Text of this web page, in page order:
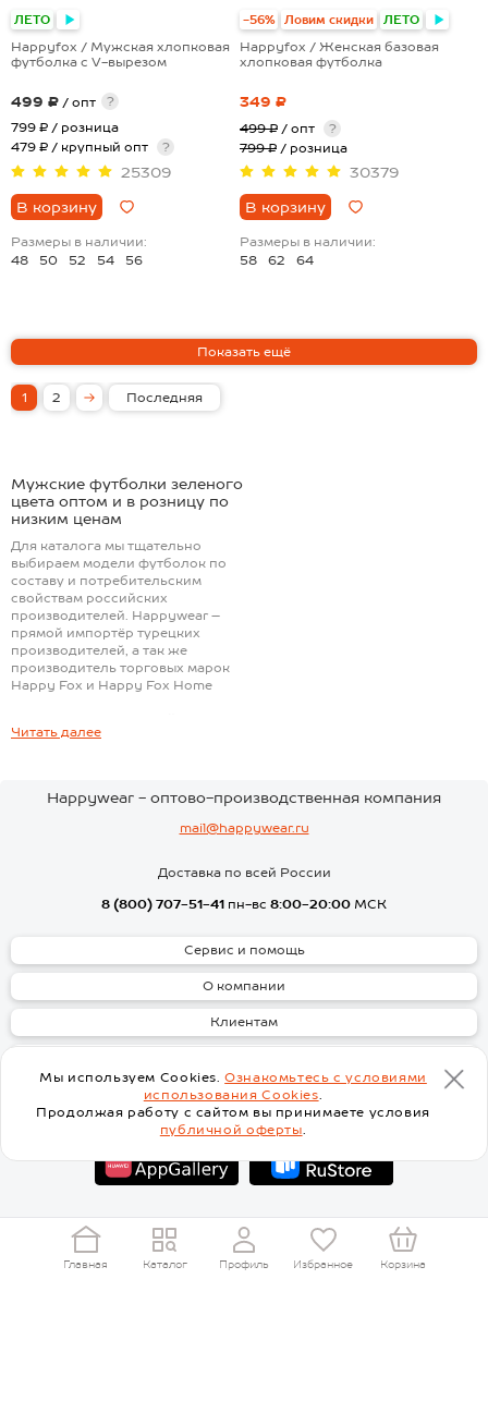
Главная Каталог Профиль Избранное Корзина
ЛЕТО
Happyfox / Мужская хлопковая
футболка с V-вырезом
499 ₽ / опт
?
799 ₽ / розница
479 ₽ / крупный опт
?
25309
В корзину
Размеры в наличии:
48
50 52 54 56
-56% Ловим скидки ЛЕТО
Happyfox / Женская базовая
хлопковая футболка
349 ₽
499 ₽ / опт
?
799 ₽ / розница
30379
В корзину
Размеры в наличии:
58
62 64
1 2 Последняя
Мужские футболки зеленого
цвета оптом и в розницу по
низким ценам
Для каталога мы тщательно
выбираем модели футболок по
составу и потребительским
свойствам российских
производителей. Happywear –
прямой импортёр турецких
производителей, а так же
производитель торговых марок
Happy Fox и Happy Fox Home
Отзывы не модерируются - так мы
качестве продукции наших
Оптом и в розницу
Купить мужские футболки
ведь минимальная цена для
оплаты оптового заказа 5000
рублей – просто добавьте в
корзину любых товаров свыше
оформляйте заказ. Без рядов.
5000 рублей стоимость
пересчитается по розничной
цене.
срок от двух дней. На странице
доставки или в корзине
выдачи заказов или доставку
курьером.
Читать далее
Мы используем Cookies.Ознакомьтесь с условиями
использования Cookies.
Продолжая работу с сайтом вы принимаете условия
публичной оферты.
Happywear - оптово-производственная компания
mail@happywear.ru
Доставка по всей России
8 (800) 707-51-41 пн-вс 8:00-20:00 МСК
Сервис и помощь
О компании
Клиентам
Перейти на основную версию сайта
С нами интересно! Присоединяйся :)